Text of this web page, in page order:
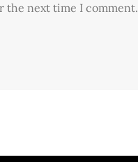
the next time I comment.